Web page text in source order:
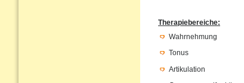
Therapiebereiche:
Wahrnehmung
Tonus
Artikulation